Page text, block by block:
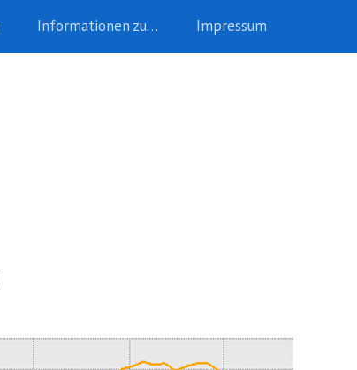
Informationen zu… Impressum